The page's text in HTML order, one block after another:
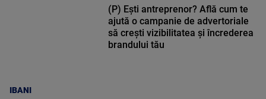
IBANI
(P) Ești antreprenor? Află cum te
ajută o campanie de advertoriale
să crești vizibilitatea și încrederea
brandului tău